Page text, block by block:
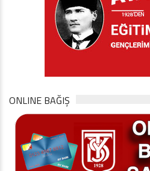
ONLINE BAĞIŞ